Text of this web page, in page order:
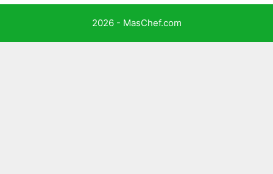
2026 - MasChef.com